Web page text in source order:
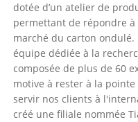
dotée d’un atelier de
permettant de répondre
marché du carton ondulé.
équipe dédiée à la
composée de plus de 60
motive à rester à la
servir nos clients à
créé une filiale nommée